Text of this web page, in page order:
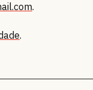
.
.